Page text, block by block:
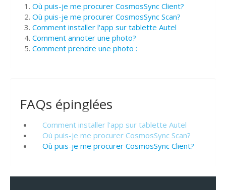
Où puis-je me procurer CosmosSync Client?
Où puis-je me procurer CosmosSync Scan?
Comment installer l'app sur tablette Autel
Comment annoter une photo?
Comment prendre une photo :
FAQs épinglées
Comment installer l'app sur tablette Autel
Où puis-je me procurer CosmosSync Scan?
Où puis-je me procurer CosmosSync Client?